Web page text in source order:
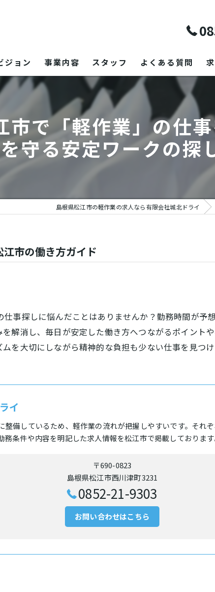
ジョン 事業内容 スタッフ よくある質問
市で「軽作業」の仕
守る安定ワークの探
島根県松江市の軽作業の求人なら有限会社城北ドライ
市の働き方ガイド
事探しに悩んだことはありませんか？勤務時間が予
解消し、毎日が安定した働き方へつながるポイント
を大切にしながら精神的な負担も少ない仕事を見つけ
イ
整備しているため、軽作業の流れが把握しやすいです。それ
務条件や内容を明記した求人情報を松江市で掲載しております
〒690-0823
島根県松江市西川津町3231
0852-21-9303
お問い合わせはこちら